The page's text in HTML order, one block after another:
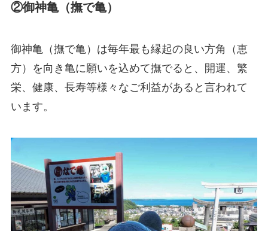
②御神亀（撫で亀）
御神亀（撫で亀）は毎年最も縁起の良い方角（恵
方）を向き亀に願いを込めて撫でると、開運、繁
栄、健康、長寿等様々なご利益があると言われて
います。